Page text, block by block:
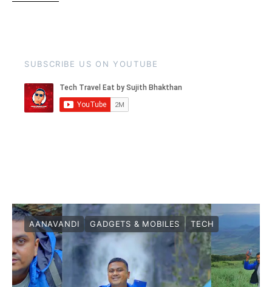
SUBSCRIBE US ON YOUTUBE
AANAVANDI GADGETS & MOBILES TECH